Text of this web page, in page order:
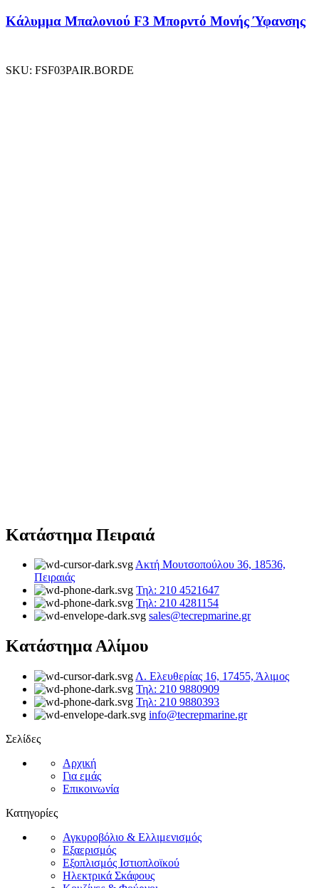
Κάλυμμα Μπαλονιού F3 Μπορντό Μονής Ύφανσης
SKU: FSF03PAIR.BORDE
Κατάστημα Πειραιά
Ακτή Μουτσοπούλου 36, 18536,
Πειραιάς
Τηλ: 210 4521647
Τηλ: 210 4281154
sales@tecrepmarine.gr
Κατάστημα Αλίμου
Λ. Ελευθερίας 16, 17455, Άλιμος
Τηλ: 210 9880909
Τηλ: 210 9880393
info@tecrepmarine.gr
Σελίδες
Αρχική
Για εμάς
Επικοινωνία
Κατηγορίες
Αγκυροβόλιο & Ελλιμενισμός
Εξαερισμός
Εξοπλισμός Ιστιοπλοϊκού
Ηλεκτρικά Σκάφους